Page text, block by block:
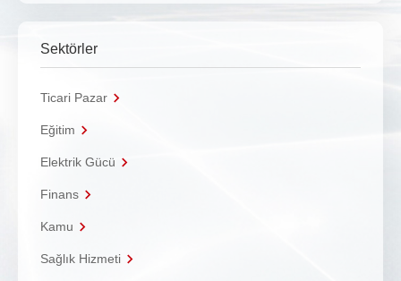
Sektörler
Ticari Pazar
Eğitim
Elektrik Gücü
Finans
Kamu
Sağlık Hizmeti